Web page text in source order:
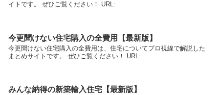
イトです。 ぜひご覧ください！ URL:
今更聞けない住宅購入の全費用【最新版】
今更聞けない住宅購入の全費用は、住宅についてプロ視線で解説した
まとめサイトです。 ぜひご覧ください！ URL:
みんな納得の新築輸入住宅【最新版】